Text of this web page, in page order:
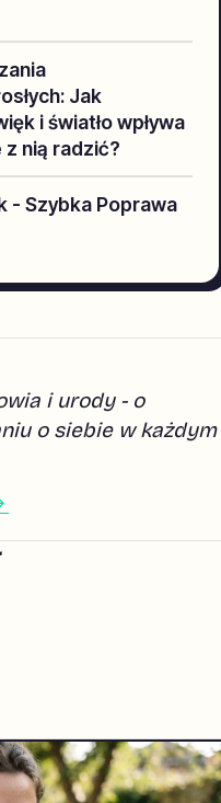
Jak
i światło wpływa
nią radzić?
- Szybka Poprawa
i urody - o
o siebie w każdym